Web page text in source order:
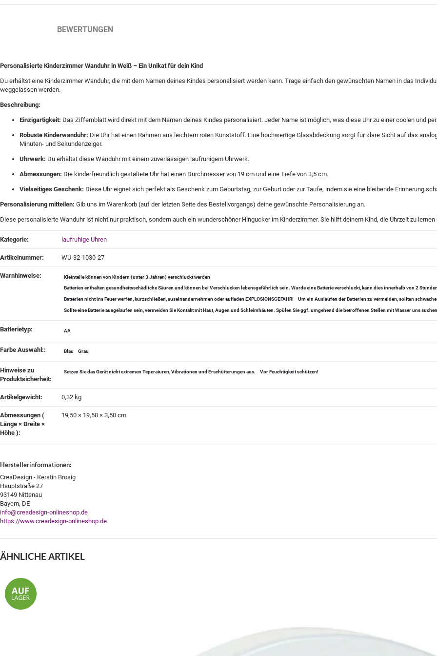
BEWERTUNGEN
Personalisierte Kinderzimmer Wanduhr in Weiß – Ein Unikat für dein Kind
Du erhältst eine Kinderzimmer Wanduhr, die mit dem Namen deines Kindes personalisiert werden kann. Trage einfach den gewünschten Namen in das
weggelassen werden.
Beschreibung:
Einzigartigkeit: Das Ziffernblatt wird direkt mit dem Namen deines Kindes personalisiert. Jeder Name ist möglich, was diese Uhr zu einer coolen und
Robuste Kinderwanduhr: Die Uhr hat einen Rahmen aus leichtem roten Kunststoff. Eine hochwertige Glasabdeckung sorgt für klare Sicht auf das
Minuten- und Sekundenzeiger.
Uhrwerk: Du erhältst diese Wanduhr mit einem zuverlässigen laufruhigem Uhrwerk.
Abmessungen: Die kinderfreundlich gestaltete Uhr hat einen Durchmesser von 19 cm und eine Tiefe von 3,5 cm.
Vielseitiges Geschenk: Diese Uhr eignet sich perfekt als Geschenk zum Geburtstag, zur Geburt oder zur Taufe, indem sie eine bleibende Erinnerung
Personalisierung mitteilen: Gib uns im Warenkorb (auf der letzten Seite des Bestellvorgangs) deine gewünschte Personalisierung an.
Diese personalisierte Wanduhr ist nicht nur praktisch, sondern auch ein wunderschöner Hingucker im Kinderzimmer. Sie hilft deinem Kind, die Uhrzeit zu
Produkteigenschaft
Wert
Kategorie: laufruhige Uhren
Artikelnummer: WU-32-1030-27
Warnhinweise‍: Kleinteile können von Kindern (unter 3 Jahren) verschluckt werden
Batterien enthalten gesundheitsschädliche Säuren und können bei Verschlucken lebensgefährlich sein. Wurde eine Batterie verschluckt, kann dies innerhalb von 2
Batterien nicht ins Feuer werfen, kurzschließen, auseinandernehmen oder aufladen EXPLOSIONSGEFAHR! Um ein Auslaufen der Batterien zu vermeiden, sollten
Sollte eine Batterie ausgelaufen sein, vermeiden Sie Kontakt mit Haut, Augen und Schleimhäuten. Spülen Sie ggf. umgehend die betroffenen Stellen mit Wasser uns
Batterietyp‍: AA
Farbe Auswahl:‍: Blau Grau
Hinweise zu
Produktsicherheit‍:
Setzen Sie das Gerät nicht extremen Teperaturen, Vibrationen und Erschütterungen aus. Vor Feuchtigkeit schützen!
Artikelgewicht‍: 0,32 kg
Abmessungen (
Länge × Breite ×
Höhe )‍:
19,50 × 19,50 × 3,50 cm
Herstellerinformationen:
CreaDesign - Kerstin Brosig
Hauptstraße 27
93149 Nittenau
Bayern, DE
info@creadesign-onlineshop.de
https://www.creadesign-onlineshop.de
ÄHNLICHE ARTIKEL